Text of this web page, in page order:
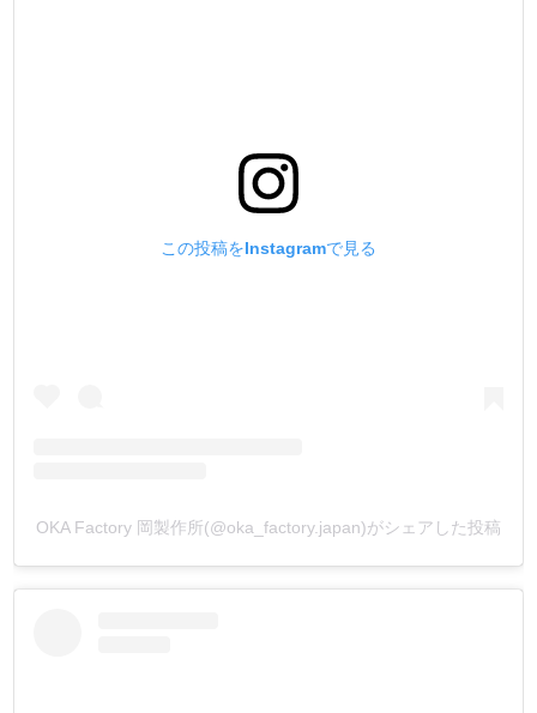
この投稿をInstagramで見る
OKA Factory 岡製作所(@oka_factory.japan)がシェアした投稿